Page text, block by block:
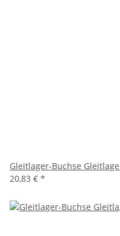
Gleitlager-Buchse
20,83 € *